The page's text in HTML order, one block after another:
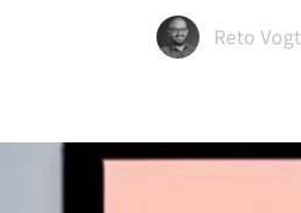
Reto Vogt